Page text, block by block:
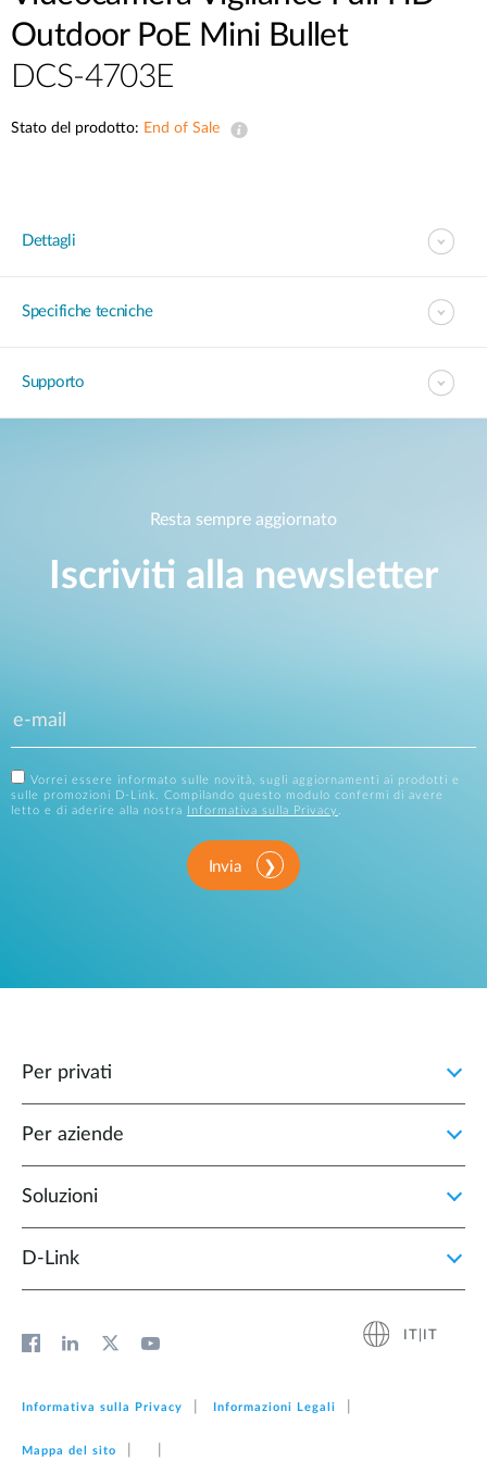
Outdoor PoE Mini Bullet
DCS-4703E
Stato del prodotto: End of Sale
Dettagli
Specifiche tecniche
Supporto
Resta sempre aggiornato
Iscriviti alla newsletter
Vorrei essere informato sulle novità, sugli aggiornamenti ai prodotti e
sulle promozioni D-Link. Compilando questo modulo confermi di avere
letto e di aderire alla nostra
Informativa sulla Privacy .
Invia
Per privati
Per aziende
Soluzioni
D‑Link
Informativa sulla Privacy Informazioni Legali
Mappa del sito